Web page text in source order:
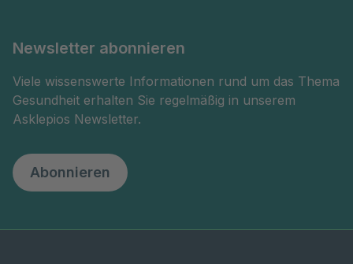
Newsletter abonnieren
Viele wissenswerte Informationen rund um das Thema
Gesundheit erhalten Sie regelmäßig in unserem
Asklepios Newsletter.
Abonnieren